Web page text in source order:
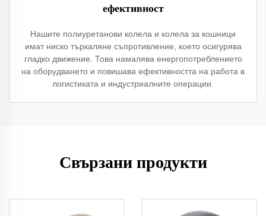
ефективност
Нашите полиуретанови колела и колела за кошници
имат ниско търкаляне съпротивление, което осигурява
гладко движение. Това намалява енергопотреблението
на оборудването и повишава ефективността на работа в
логистиката и индустриалните операции.
Свързани продукти